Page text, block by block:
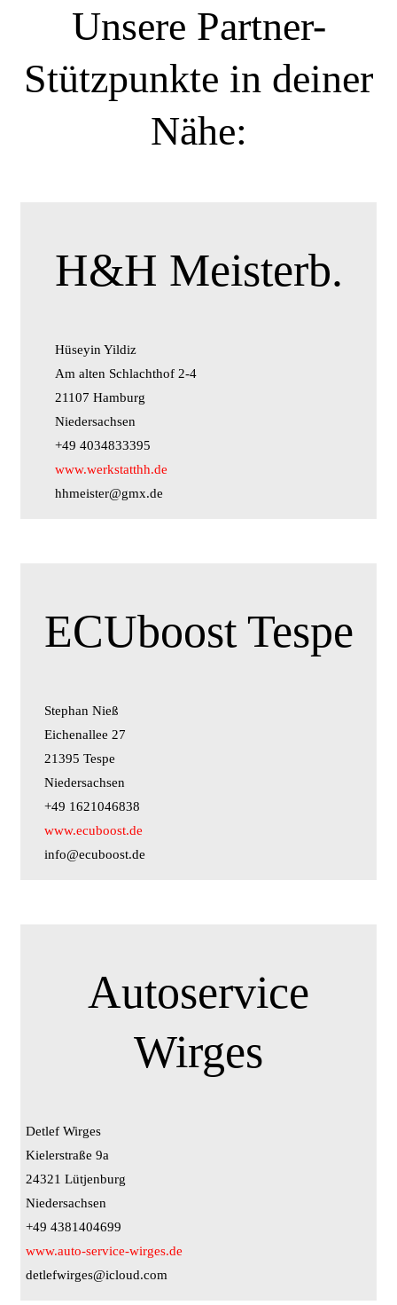
Unsere Partner-
Stützpunkte in deiner
Nähe:
H&H Meisterb.
Hüseyin Yildiz
Am alten Schlachthof 2-4
21107 Hamburg
Niedersachsen
+49 4034833395
www.werkstatthh.de
hhmeister@gmx.de
ECUboost Tespe
Stephan Nieß
Eichenallee 27
21395 Tespe
Niedersachsen
+49 1621046838
www.ecuboost.de
info@ecuboost.de
Autoservice
Wirges
Detlef Wirges
Kielerstraße 9a
24321 Lütjenburg
Niedersachsen
+49 4381404699
www.auto-service-wirges.de
detlefwirges@icloud.com